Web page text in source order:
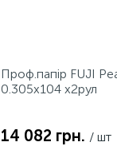
Проф.папiр FUJI
0.305x104 x2рул
14 082 грн. / шт